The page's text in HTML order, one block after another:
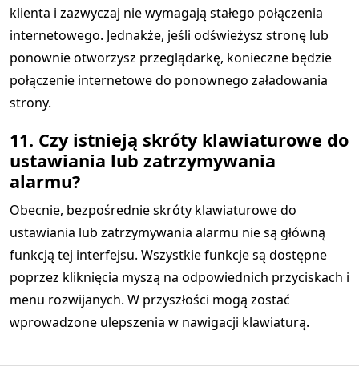
klienta i zazwyczaj nie wymagają stałego połączenia
internetowego. Jednakże, jeśli odświeżysz stronę lub
ponownie otworzysz przeglądarkę, konieczne będzie
połączenie internetowe do ponownego załadowania
strony.
11. Czy istnieją skróty klawiaturowe do
ustawiania lub zatrzymywania
alarmu?
Obecnie, bezpośrednie skróty klawiaturowe do
ustawiania lub zatrzymywania alarmu nie są główną
funkcją tej interfejsu. Wszystkie funkcje są dostępne
poprzez kliknięcia myszą na odpowiednich przyciskach i
menu rozwijanych. W przyszłości mogą zostać
wprowadzone ulepszenia w nawigacji klawiaturą.